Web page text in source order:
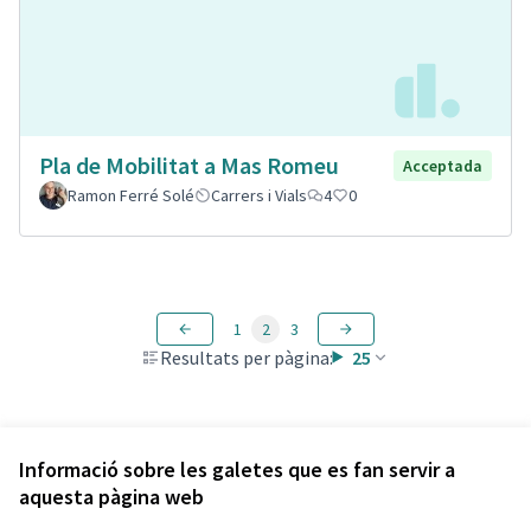
Informació sobre les galetes que es fan servir a
aquesta pàgina web
Pla de Mobilitat a Mas Romeu
Acceptada
Ramon Ferré Solé
Carrers i Vials 4 0
Resultats per pàgina: 25
1 2 3
Veure totes les propostes retirades